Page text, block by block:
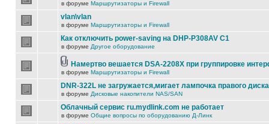
в форуме Маршрутизаторы и Firewall
vlan\vlan
в форуме Маршрутизаторы и Firewall
Как отключить power-saving на DHP-P308AV C1
в форуме Другое оборудование
Намертво вешается DSA-2208X при группировке
в форуме Маршрутизаторы и Firewall
DNR-322L не загружается,мигает лампочка правого диска
в форуме Дисковые накопители NAS/SAN
Облачный сервис ru.mydlink.com не работает
в форуме Общие вопросы по оборудованию Д-Линк